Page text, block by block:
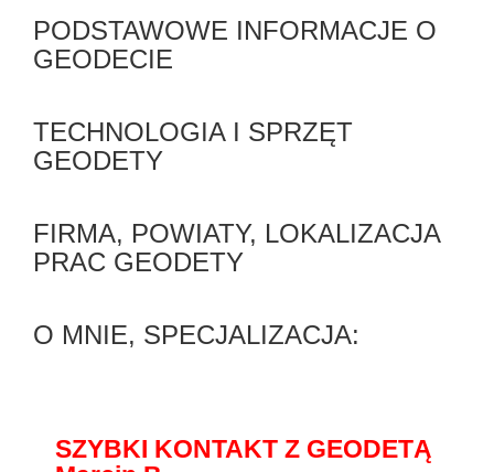
PODSTAWOWE INFORMACJE O
GEODECIE
TECHNOLOGIA I SPRZĘT
GEODETY
FIRMA, POWIATY, LOKALIZACJA
PRAC GEODETY
O MNIE, SPECJALIZACJA:
SZYBKI KONTAKT Z GEODETĄ